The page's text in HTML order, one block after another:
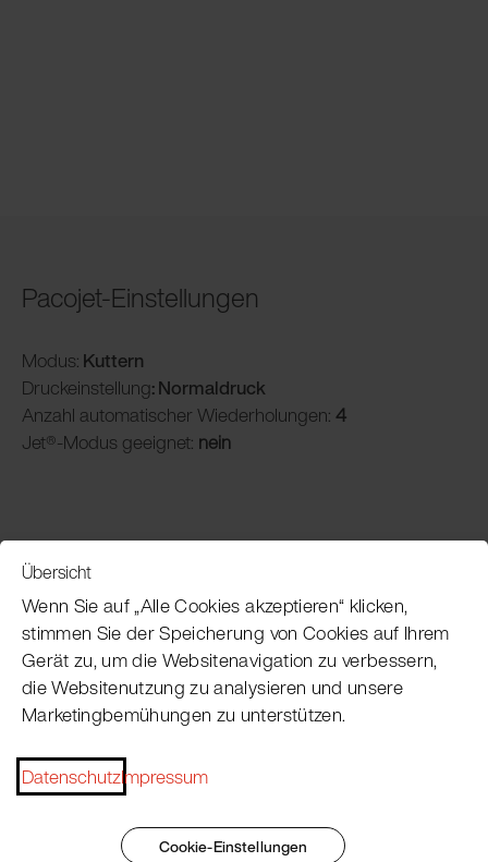
Pacojet-Einstellungen
Modus: Kuttern
Druckeinstellung: Normaldruck
Anzahl automatischer Wiederholungen: 4
Jet®-Modus geeignet: nein
Pacojet Newsletter
Möchten Sie regelmäßig über Neuigkeiten,
Laufenden bleiben?
Jetzt abonnieren
Übersicht
Wenn Sie auf „Alle Cookies akzeptieren“ klicken,
stimmen Sie der Speicherung von Cookies auf Ihrem
Gerät zu, um die Websitenavigation zu verbessern,
die Websitenutzung zu analysieren und unsere
Marketingbemühungen zu unterstützen.
DatenschutzImpressum
Cookie-Einstellungen